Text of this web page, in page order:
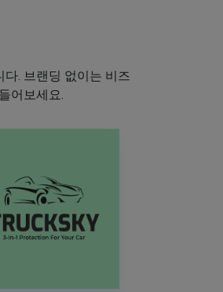
. 브랜딩 없이는 비즈
어보세요.